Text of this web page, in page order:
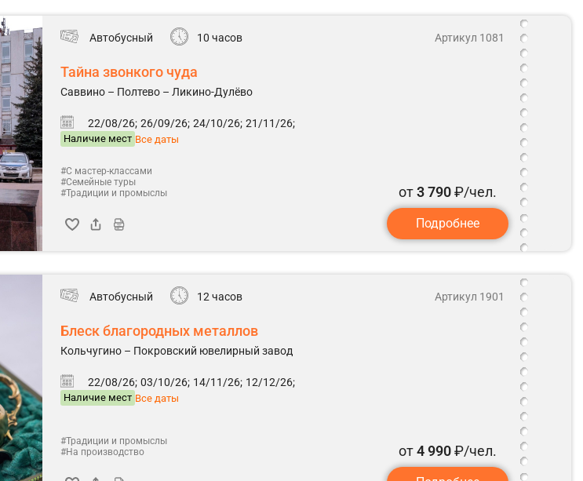
Автобусный 10 часов
Тайна звонкого чуда
Саввино – Полтево – Ликино-Дулёво
22/08/26; 26/09/26; 24/10/26; 21/11/26;
Наличие мест Все даты
Артикул 1081
#С мастер-классами
#Семейные туры
#Традиции и промыслы
от3 790₽/чел.
Подробнее
Автобусный 12 часов
Блеск благородных металлов
Кольчугино – Покровский ювелирный завод
22/08/26; 03/10/26; 14/11/26; 12/12/26;
Наличие мест Все даты
Артикул 1901
#Традиции и промыслы
#На производство
от4 990₽/чел.